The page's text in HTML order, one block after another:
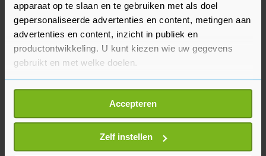
apparaat op te slaan en te gebruiken met als doel
gepersonaliseerde advertenties en content, metingen aan
advertenties en content, inzicht in publiek en
productontwikkeling. U kunt kiezen wie uw gegevens
gebruikt en met welke doelen.
Als u het toestaat, willen we ook graag:
Informatie verzamelen over uw geografische
locatie, die tot een paar meter nauwkeurig kan zijn
Uw apparaat identificeren door het actief te
scannen op specifieke eigenschappen (fingerprinting)
Accepteren
Zelf instellen
De opsplitsing van Vestia gaat per 1 januari 2023
in. Dan gaan de activiteiten van Vestia in
Rotterdam, Den Haag en Delft-Zoetermeer alle
drie zelfstandig verder. Bovendien helpen de
andere corporaties met het verlichten van de
lasten door goedkope leningen te ruilen met
relatief dure van Vestia.